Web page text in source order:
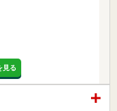
見る